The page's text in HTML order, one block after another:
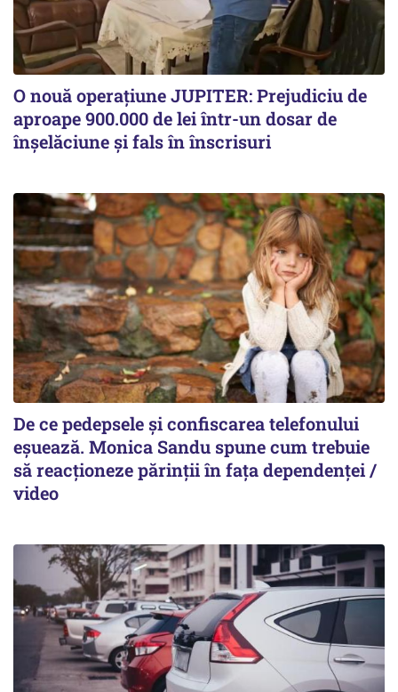
O nouă operațiune JUPITER: Prejudiciu de
aproape 900.000 de lei într-un dosar de
înșelăciune și fals în înscrisuri
De ce pedepsele și confiscarea telefonului
eșuează. Monica Sandu spune cum trebuie
să reacționeze părinții în fața dependenței /
video